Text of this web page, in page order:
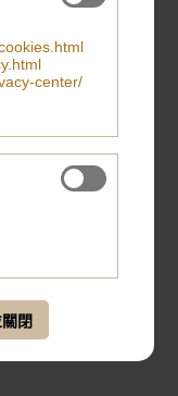
center/
閉